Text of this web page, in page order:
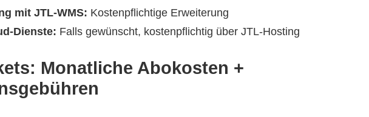
mit JTL-WMS: Kostenpflichtige Erweiterung
Dienste: Falls gewünscht, kostenpflichtig über JTL-Hosting
Monatliche Abokosten +